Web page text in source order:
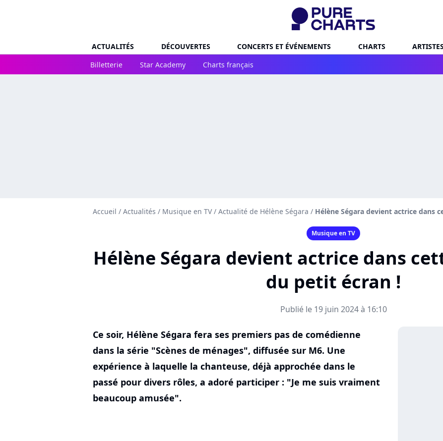
ACTUALITÉS DÉCOUVERTES CONCERTS ET ÉVÉNEMENTS CHARTS ARTISTES
Billetterie
Star Academy Charts français
Accueil / Actualités / Musique en TV / Actualité de Hélène Ségara / Hélène Ségara devient actrice dans
Musique en TV
Hélène Ségara devient actrice dans
du petit écran !
Publié le 19 juin 2024 à 16:10
Ce soir, Hélène Ségara fera ses premiers pas de comédienne
dans la série "Scènes de ménages", diffusée sur M6. Une
expérience à laquelle la chanteuse, déjà approchée dans le
passé pour divers rôles, a adoré participer : "Je me suis vraiment
beaucoup amusée".